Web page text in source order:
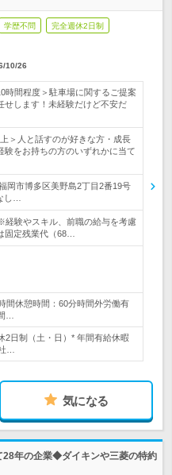
学歴不問 完全週休2日制
10/26
時間程度＞駐車場に関するご提案
せします！未経験だけど不安だ
＞人と話すのが好きな方・成長
験をお持ちの方のいずれかに当て
岡市博多区美野島2丁目2番19号
し…
経験やスキル、前職の給与を考慮
固定残業代（68…
間休憩時間：60分時間外労働有
…
2日制（土・日）* 年間有給休暇
…
気になる
28年の企業◆ダイキンや三菱の特約